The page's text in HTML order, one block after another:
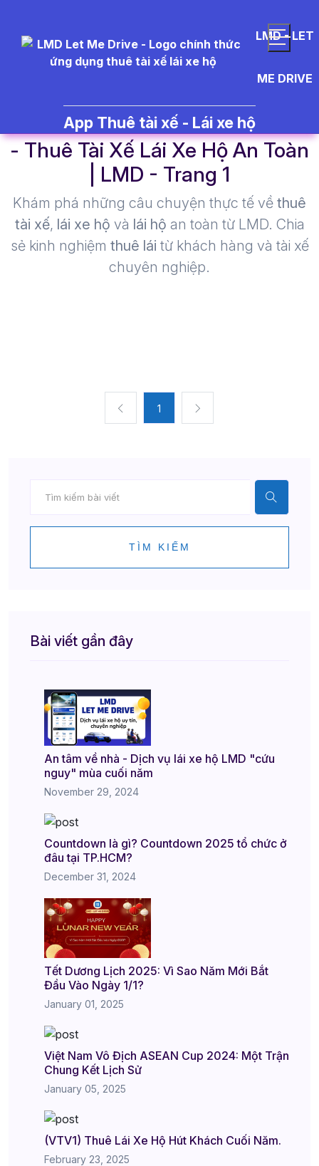
LMD - LET
ME DRIVE
App Thuê tài xế - Lái xe hộ
- Thuê Tài Xế Lái Xe Hộ An Toàn
| LMD - Trang 1​
Khám phá những câu chuyện thực tế về thuê
tài xế, lái xe hộ và lái hộ an toàn từ LMD. Chia
sẻ kinh nghiệm thuê lái từ khách hàng và tài xế
chuyên nghiệp.
1
TÌM KIẾM
Bài viết gần đây
An tâm về nhà - Dịch vụ lái xe hộ LMD "cứu
nguy" mùa cuối năm
November 29, 2024
Countdown là gì? Countdown 2025 tổ chức ở
đâu tại TP.HCM?
December 31, 2024
Tết Dương Lịch 2025: Vì Sao Năm Mới Bắt
Đầu Vào Ngày 1/1?
January 01, 2025
Việt Nam Vô Địch ASEAN Cup 2024: Một Trận
Chung Kết Lịch Sử
January 05, 2025
(VTV1) Thuê Lái Xe Hộ Hút Khách Cuối Năm.
February 23, 2025